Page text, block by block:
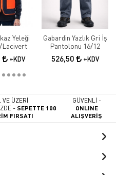
Yeleği
Lacivert
+KDV
Gabardin Yazlık Gri İş
Pantolonu 16/12
526,50 +KDV
VE ÜZERİ
-SEPETTE 100
FIRSATI
GÜVENLİ -
ONLINE
ALIŞVERİŞ